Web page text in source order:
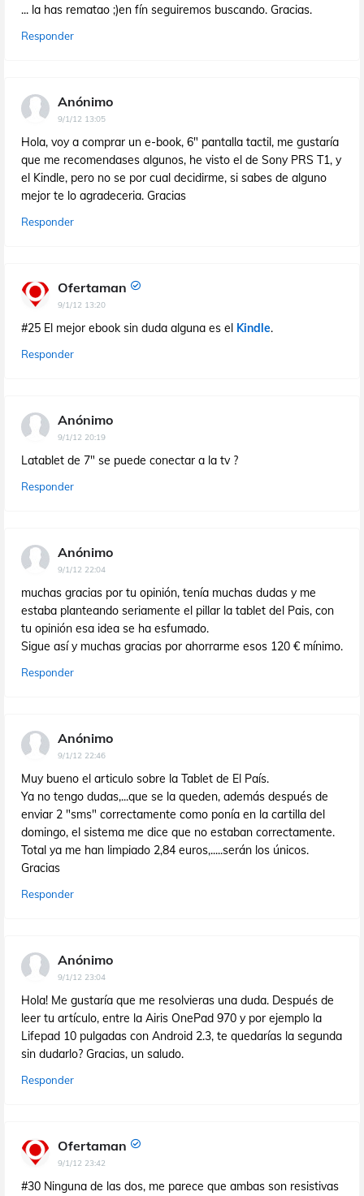
... la has rematao ;)en fín seguiremos buscando. Gracias.
Responder
Anónimo
9/1/12 13:05
Hola, voy a comprar un e-book, 6" pantalla tactil, me gustaría
que me recomendases algunos, he visto el de Sony PRS T1, y
el Kindle, pero no se por cual decidirme, si sabes de alguno
mejor te lo agradeceria. Gracias
Responder
Ofertaman
9/1/12 13:20
#25 El mejor ebook sin duda alguna es el Kindle.
Responder
Anónimo
9/1/12 20:19
Latablet de 7" se puede conectar a la tv ?
Responder
Anónimo
9/1/12 22:04
muchas gracias por tu opinión, tenía muchas dudas y me
estaba planteando seriamente el pillar la tablet del Pais, con
tu opinión esa idea se ha esfumado.
Sigue así y muchas gracias por ahorrarme esos 120 € mínimo.
Responder
Anónimo
9/1/12 22:46
Muy bueno el articulo sobre la Tablet de El País.
Ya no tengo dudas,...que se la queden, además después de
enviar 2 "sms" correctamente como ponía en la cartilla del
domingo, el sistema me dice que no estaban correctamente.
Total ya me han limpiado 2,84 euros,.....serán los únicos.
Gracias
Responder
Anónimo
9/1/12 23:04
Hola! Me gustaría que me resolvieras una duda. Después de
leer tu artículo, entre la Airis OnePad 970 y por ejemplo la
Lifepad 10 pulgadas con Android 2.3, te quedarías la segunda
sin dudarlo? Gracias, un saludo.
Responder
Ofertaman
9/1/12 23:42
#30 Ninguna de las dos, me parece que ambas son resistivas